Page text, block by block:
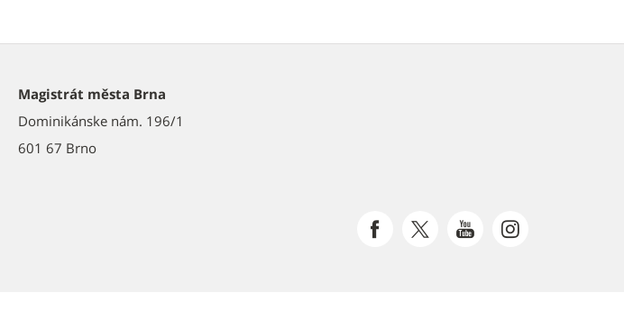
Magistrát města Brna
Dominikánske nám. 196/1
601 67 Brno